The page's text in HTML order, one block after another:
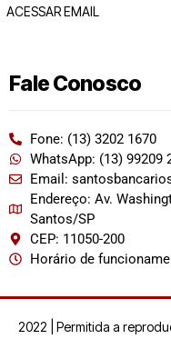
ACESSAR EMAIL
Fale Conosco
Fone: (13) 3202 1670
WhatsApp: (13) 99209
Email:
Endereço: Av.
Santos/SP
CEP: 11050-200
Horário de
2022 | Permitida a